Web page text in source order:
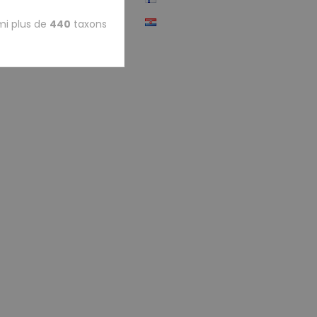
plus de 440 taxons